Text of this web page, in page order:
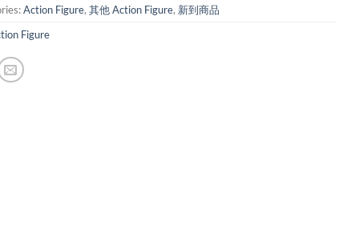
Action Figure, 其他 Action Figure, 新到商品​
Figure